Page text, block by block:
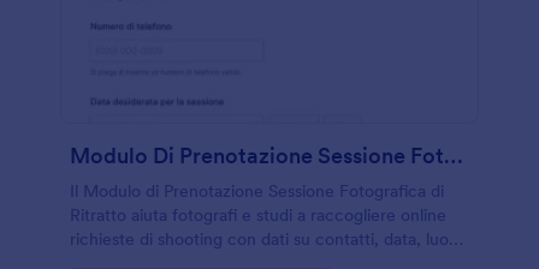
Modulo Di Prenotazione Sessione Fotografica Di Ritratto
Il Modulo di Prenotazione Sessione Fotografica di
Ritratto aiuta fotografi e studi a raccogliere online
richieste di shooting con dati su contatti, data, luogo